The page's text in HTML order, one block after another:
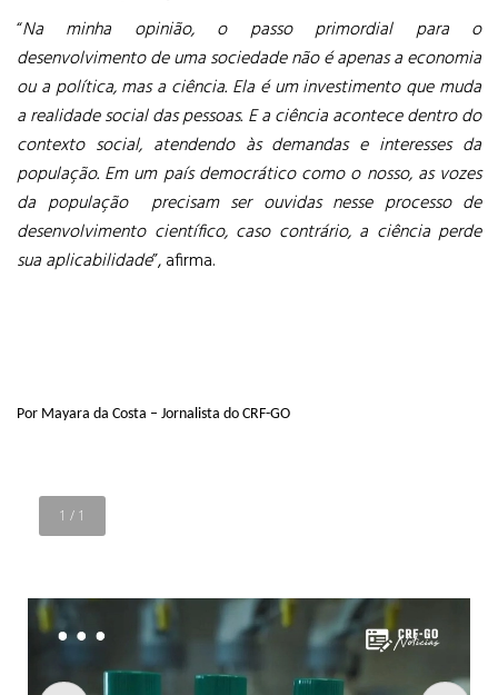
“Na minha opinião, o passo primordial para o
desenvolvimento de uma sociedade não é apenas a economia
ou a política, mas a ciência. Ela é um investimento que muda
a realidade social das pessoas. E a ciência acontece dentro do
contexto social, atendendo às demandas e interesses da
população. Em um país democrático como o nosso, as vozes
da população precisam ser ouvidas nesse processo de
desenvolvimento científico, caso contrário, a ciência perde
sua aplicabilidade”, afirma.
Por Mayara da Costa – Jornalista do CRF-GO
1 / 1